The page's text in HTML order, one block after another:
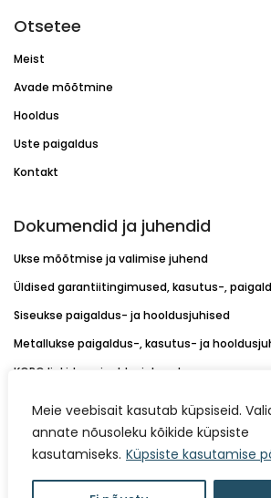
Meie veebisait kasutab küpsiseid.
annate nõusoleku kõikide küpsiste
kasutamiseks. Küpsiste kasutamise
Otsetee
Meist
Avade mõõtmine
Hooldus
Uste paigaldus
Kontakt
Dokumendid ja juhendid
Ukse mõõtmise ja valimise juhend
Üldised garantiitingimused, kasutus-,
Siseukse paigaldus- ja hooldusjuhised
Metallukse paigaldus-, kasutus- ja
KORO linkide paigaldusjuhend
Müügitingimused
Isikuandmete töötlemise kord
Küpsiste kasutamise põhimõtted